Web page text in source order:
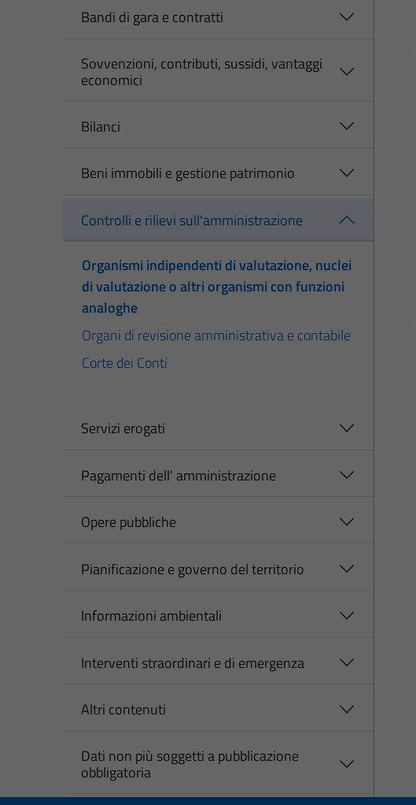
Bandi di gara e contratti
Sovvenzioni, contributi, sussidi, vantaggi
economici
Bilanci
Beni immobili e gestione patrimonio
Controlli e rilievi sull'amministrazione
Organismi indipendenti di valutazione, nuclei
di valutazione o altri organismi con funzioni
analoghe
Organi di revisione amministrativa e contabile
Corte dei Conti
Servizi erogati
Pagamenti dell' amministrazione
Opere pubbliche
Pianificazione e governo del territorio
Informazioni ambientali
Interventi straordinari e di emergenza
Altri contenuti
Dati non più soggetti a pubblicazione
obbligatoria